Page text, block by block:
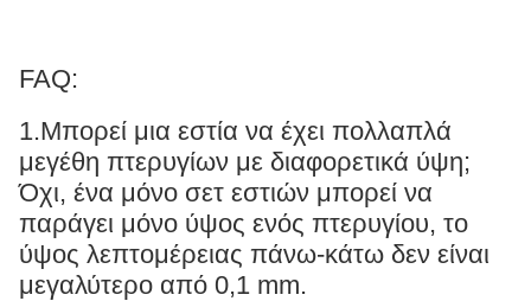
FAQ:
1.Μπορεί μια εστία να έχει πολλαπλά
μεγέθη πτερυγίων με διαφορετικά ύψη;
Όχι, ένα μόνο σετ εστιών μπορεί να
παράγει μόνο ύψος ενός πτερυγίου, το
ύψος λεπτομέρειας πάνω-κάτω δεν είναι
μεγαλύτερο από 0,1 mm.